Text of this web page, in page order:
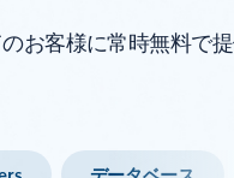
お客様に常時無料で